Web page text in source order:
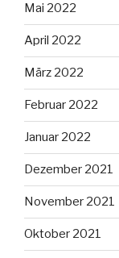
Mai 2022
April 2022
März 2022
Februar 2022
Januar 2022
Dezember 2021
November 2021
Oktober 2021